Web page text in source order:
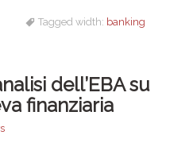
Tagged width: banking
dell’EBA su
finanziaria